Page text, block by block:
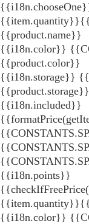
{{product.name}}
{{i18n.color}}
{{product.color}}
{{i18n.storage}}
{{product.storage}}
{{i18n.included}}
{{i18n.points}}
{{i18n.color}}